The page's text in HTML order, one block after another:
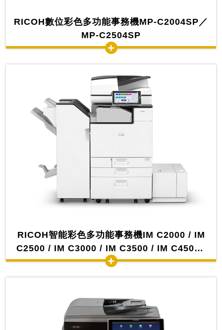
RICOH數位彩色多功能事務機MP-C2004SP／
MP-C2504SP
RICOH智能彩色多功能事務機IM C2000 / IM
C2500 / IM C3000 / IM C3500 / IM C4500 /
IM C6000